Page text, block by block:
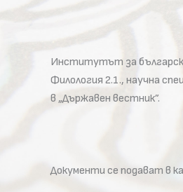
Институтът за
Филология 2.1., научна
в „Държавен вестник”.
Документи се подават в